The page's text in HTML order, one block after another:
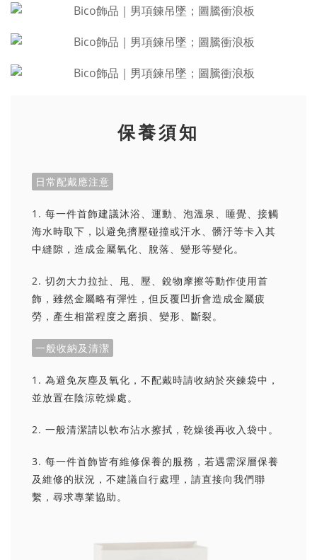
保養須知
日常配戴應注意
1. 每一件首飾建議沐浴、運動、泡溫泉、睡覺、接觸
海水時取下，以避免擠壓碰撞或汗水、髒汙等卡入其
中縫隙，造成金屬氧化、脫落、變形等變化。
2. 切勿大力拉扯、甩、壓、銳物摩擦等動作使用首
飾，雖然金屬略有彈性，但反覆凹折會造成金屬疲
勞，產生相當程度之磨損、變形、斷裂。
一般收納及清潔
1. 為避免灰塵及氧化，不配戴時請收納於夾鍊袋中，
並放置在陰涼乾燥處。
2. 一般清潔請以軟布沾水擦拭，乾燥後再收入袋中。
3. 每一件首飾皆有維修保養的服務，若遇需深層保養
及維修的狀況，不建議自行處理，請直接向我們聯
繫，尋求專業協助。